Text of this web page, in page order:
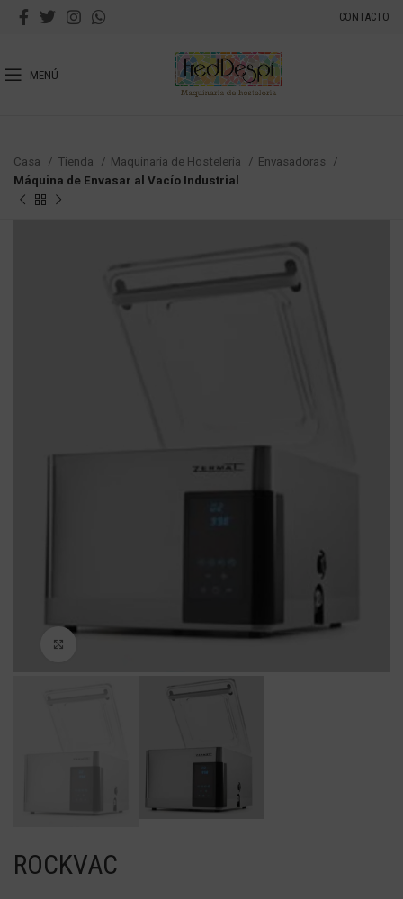
CONTACTO
MENÚ
Casa Tienda Maquinaria de Hostelería
Envasadoras
Máquina de Envasar al Vacío Industrial
ROCKVAC